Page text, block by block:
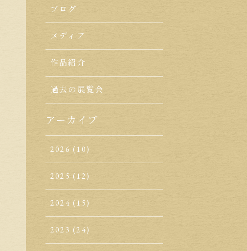
ブログ
メディア
作品紹介
過去の展覧会
アーカイブ
2026 (10)
2025 (12)
2024 (15)
2023 (24)